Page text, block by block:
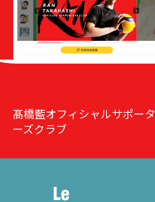
髙橋藍オフィシャルサポータ
ーズクラブ